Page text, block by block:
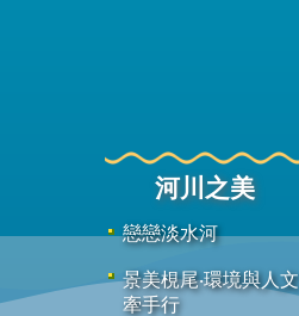
河川之美
戀戀淡水河
景美梘尾‧環境與人文
牽手行